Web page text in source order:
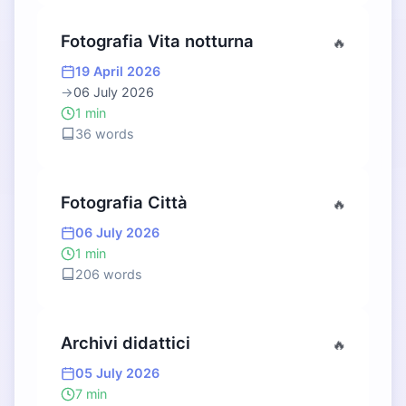
Fotografia Vita notturna 🔥
19 April 2026
→06 July 2026
1 min
36 words
Fotografia Città 🔥
06 July 2026
1 min
206 words
Archivi didattici 🔥
05 July 2026
7 min